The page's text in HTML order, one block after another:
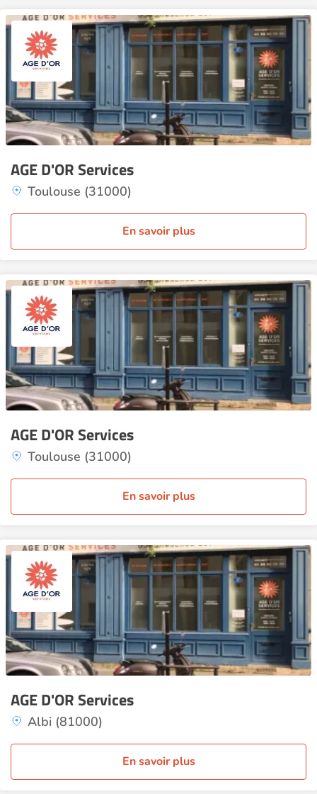
AGE D'OR Services
Toulouse (31000)
En savoir plus
AGE D'OR Services
Toulouse (31000)
En savoir plus
AGE D'OR Services
Albi (81000)
En savoir plus